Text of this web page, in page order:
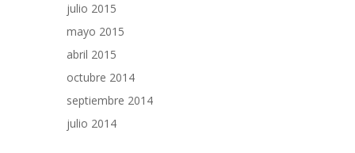
julio 2015
mayo 2015
abril 2015
octubre 2014
septiembre 2014
julio 2014